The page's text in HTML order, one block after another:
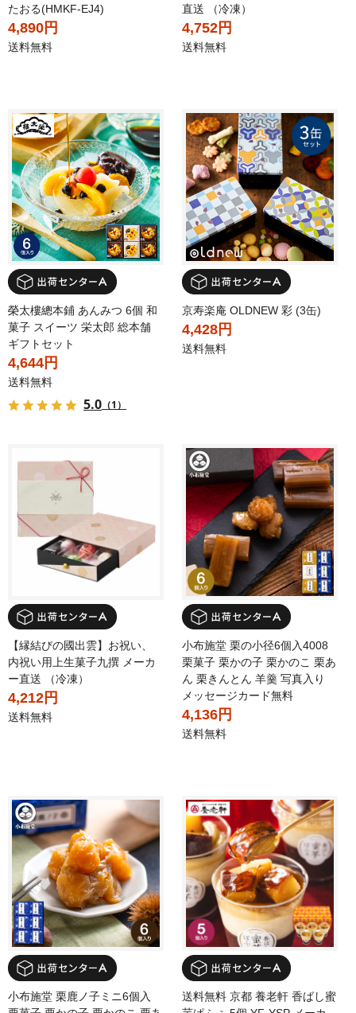
たおる(HMKF-EJ4)
4,890円
送料無料
直送 （冷凍）
4,752円
送料無料
榮太樓總本鋪 あんみつ 6個 和
菓子 スイーツ 栄太郎 総本舗
ギフトセット
4,644円
送料無料
5.0 （1）
京寿楽庵 OLDNEW 彩 (3缶)
4,428円
送料無料
【縁結びの國出雲】お祝い、
内祝い用上生菓子九撰 メーカ
ー直送 （冷凍）
4,212円
送料無料
小布施堂 栗の小径6個入4008
栗菓子 栗かの子 栗かのこ 栗あ
ん 栗きんとん 羊羹 写真入り
メッセージカード無料
4,136円
送料無料
小布施堂 栗鹿ノ子ミニ6個入
送料無料 京都 養老軒 香ばし蜜